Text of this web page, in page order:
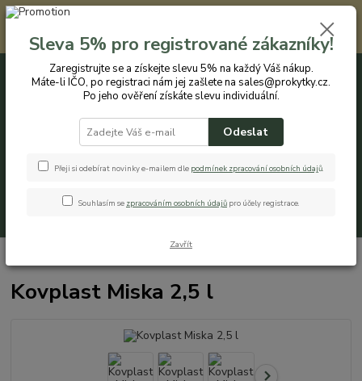
Registrovaným zákazníkům nabízíme slevu 5% na každý nákup. Máte-li
IČO, po registraci nám jej zašlete na sales@prokytky.cz. Po jeho ověření
získáte slevu individuální. Přejít na registraci →
CZK
+420 774 544 973 0ks
Kovplast Miska 2,5 l
Sleva 5% pro registrované zákazníky!
Zaregistrujte se a získejte slevu 5% na každý Váš nákup.
Máte-li IČO, po registraci nám jej zašlete na sales@prokytky.cz.
Po jeho ověření získáte slevu individuální.
Odeslat
Přeji si odebírat novinky e-mailem dle podmínek zpracování osobních údajů.
Souhlasím se zpracováním osobních údajů pro účely registrace.
Zavřít